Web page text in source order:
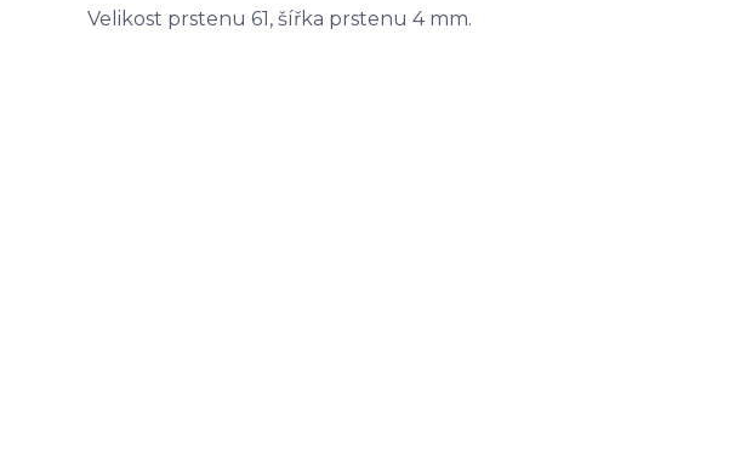
Velikost prstenu 61, šířka prstenu 4 mm.